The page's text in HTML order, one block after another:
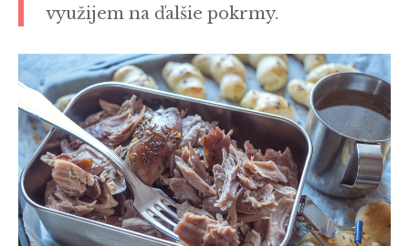
využijem na ďalšie pokrmy.